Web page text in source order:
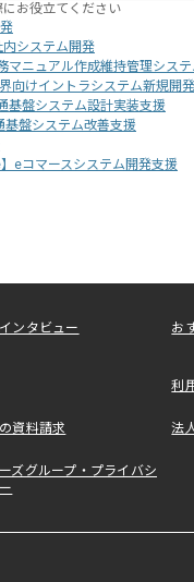
お役立てください
システム開発
マニュアル作成維持管理シス
向けイントラシステム新規開発
基盤システム設計実装支援
基盤システム改善支援
eコマースシステム開発支援
ンタビュー お
利
資料請求 法
ズグループ・プライバシ